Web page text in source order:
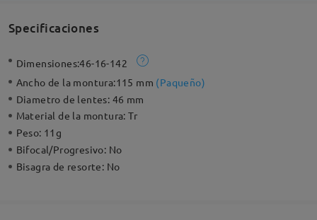
Specificaciones
Dimensiones:46-16-142
Ancho de la montura:115 mm (Paqueño)
Diametro de lentes: 46 mm
Material de la montura:Tr
Peso: 11g
Bifocal/Progresivo: No
Bisagra de resorte: No